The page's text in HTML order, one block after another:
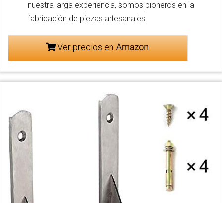
nuestra larga experiencia, somos pioneros en la
fabricación de piezas artesanales
Ver precios en